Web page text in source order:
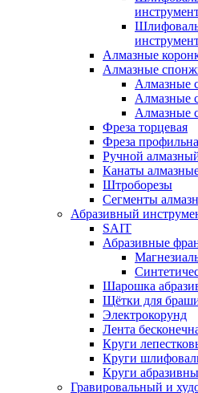
Алмазные
Алмазные
Алмазные
Алмазные
Алмазные
Фреза торцевая
Фреза
Ручной
Канаты
Штроборезы
Сегменты
Абразивный
SAIT
Абразивные
Шарошка
Щётки для
Электрокорунд
Лента
Круги
Круги
Круги
Гравировальный и